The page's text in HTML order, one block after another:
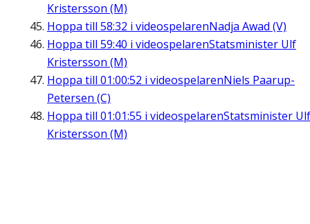
Kristersson (M)
Hoppa till 58:32 i videospelarenNadja Awad (V)
Hoppa till 59:40 i videospelarenStatsminister Ulf
Kristersson (M)
Hoppa till 01:00:52 i videospelarenNiels Paarup-
Petersen (C)
Hoppa till 01:01:55 i videospelarenStatsminister Ulf
Kristersson (M)